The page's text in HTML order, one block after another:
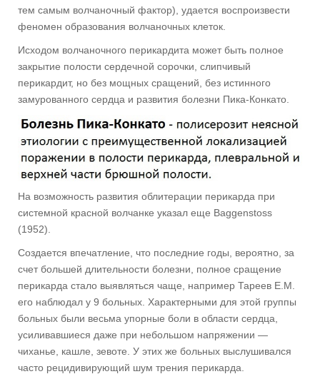
тем самым волчаночный фактор), удается воспроизвести
феномен образования волчаночных клеток.
Исходом волчаночного перикардита может быть полное
закрытие полости сердечной сорочки, слипчивый
перикардит, но без мощных сращений, без истинного
замурованного сердца и развития болезни Пика-Конкато.
На возможность развития облитерации перикарда при
системной красной волчанке указал еще Baggenstoss
(1952).
Создается впечатление, что последние годы, вероятно, за
счет большей длительности болезни, полное сращение
перикарда стало выявляться чаще, например Тареев Е.М.
его наблюдал у 9 больных. Характерными для этой группы
больных были весьма упорные боли в области сердца,
усиливавшиеся даже при небольшом напряжении —
чиханье, кашле, зевоте. У этих же больных выслушивался
часто рецидивирующий шум трения перикарда.